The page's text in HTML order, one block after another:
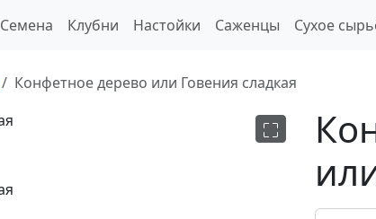
Семена Клубни Настойки Саженцы Сухое
Конфетное дерево или Говения сладкая